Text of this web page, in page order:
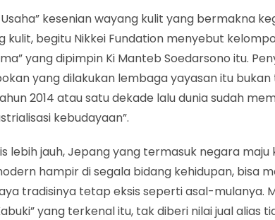
kesenian wayang kulit yang bermakna
kulit, begitu Nikkei Fundation menyebut
yang dipimpin Ki Manteb Soedarsono itu.
yang dilakukan lembaga yayasan itu bukan
2014 atau satu dekade lalu dunia sudah
kebudayaan”.
lebih jauh, Jepang yang termasuk negara
hampir di segala bidang kehidupan, bisa
tradisinya tetap eksis seperti asal-mulanya.
yang terkenal itu, tak diberi nilai jual alias